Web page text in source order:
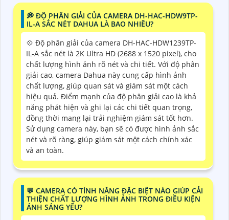
️💭 ĐỘ PHÂN GIẢI CỦA CAMERA DH-HAC-HDW9TP-
IL-A SẮC NÉT DAHUA LÀ BAO NHIÊU?
💠 Độ phân giải của camera DH-HAC-HDW1239TP-
IL-A sắc nét là 2K Ultra HD (2688 x 1520 pixel), cho
chất lượng hình ảnh rõ nét và chi tiết. Với độ phân
giải cao, camera Dahua này cung cấp hình ảnh
chất lượng, giúp quan sát và giám sát một cách
hiệu quả. Điểm mạnh của độ phân giải cao là khả
năng phát hiện và ghi lại các chi tiết quan trọng,
đồng thời mang lại trải nghiệm giám sát tốt hơn.
Sử dụng camera này, bạn sẽ có được hình ảnh sắc
nét và rõ ràng, giúp giám sát một cách chính xác
và an toàn.
️💬 CAMERA CÓ TÍNH NĂNG ĐẶC BIỆT NÀO GIÚP CẢI
THIỆN CHẤT LƯỢNG HÌNH ẢNH TRONG ĐIỀU KIỆN
ÁNH SÁNG YẾU?